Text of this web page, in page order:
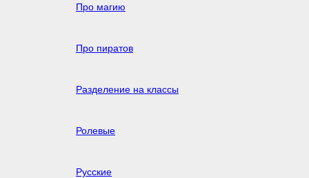
Про магию
Про пиратов
Разделение на классы
Ролевые
Русские